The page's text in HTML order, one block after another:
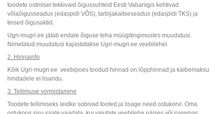
toodete ostmisel tekkivaid õigussuhteid Eesti Vabariigis kehtivad
võlaõigusseadus (edaspidi VÕS), tarbijakaitseseadus (edaspidi TKS) ja
teised õigusaktid.
Ugri-mugri.ee jätab endale õiguse teha müügitingimustes muudatusi.
Nimetatud muudatusi kajastatakse Ugri-mugri.ee veebilehel.
2. Hinnainfo
Kõik Ugri-mugri.ee veebipoes toodud hinnad on lõpphinnad ja käibemaksu
hindadele ei lisandu.
3. Tellimuse vormistamine
Toodete tellimiseks leidke sobivad tooted ja lisage need ostukorvi. Oma